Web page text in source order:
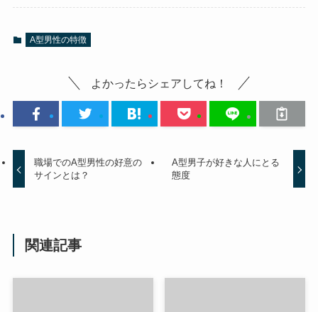
A型男性の特徴
よかったらシェアしてね！
職場でのA型男性の好意の
サインとは？
A型男子が好きな人にとる
態度
関連記事